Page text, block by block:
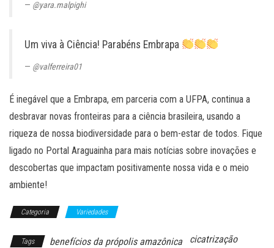
@yara.malpighi
Um viva à Ciência! Parabéns Embrapa
@valferreira01
É inegável que a Embrapa, em parceria com a UFPA, continua a
desbravar novas fronteiras para a ciência brasileira, usando a
riqueza de nossa biodiversidade para o bem-estar de todos. Fique
ligado no Portal Araguainha para mais notícias sobre inovações e
descobertas que impactam positivamente nossa vida e o meio
ambiente!
Categoria Variedades
Tags benefícios da própolis amazônica
cicatrização